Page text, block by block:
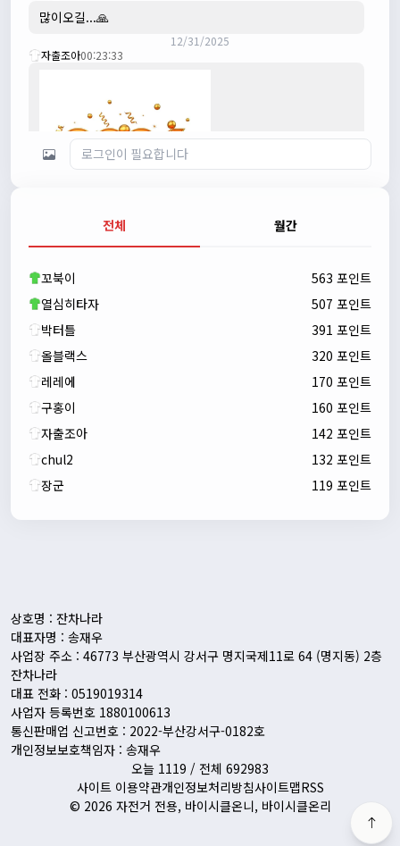
많이오길...🙏
12/31/2025
자출조아00:23:33
새해 복많이 받으세요!!
자출조아00:23:55
새해 복많이 받으세요!!
전체 월간
꼬북이
563 포인트
열심히타자
507 포인트
박터틀
391 포인트
올블랙스
320 포인트
레레에
170 포인트
구홍이
160 포인트
자출조아
142 포인트
chul2
132 포인트
장군
119 포인트
상호명 : 잔차나라
대표자명 : 송재우
사업장 주소 : 46773 부산광역시 강서구 명지국제11로 64 (명지동) 2층
잔차나라
대표 전화 : 0519019314
사업자 등록번호 1880100613
통신판매업 신고번호 : 2022-부산강서구-0182호
개인정보보호책임자 : 송재우
오늘 1119 / 전체 692983
사이트 이용약관개인정보처리방침사이트맵RSS
© 2026 자전거 전용, 바이시클온니, 바이시클온리